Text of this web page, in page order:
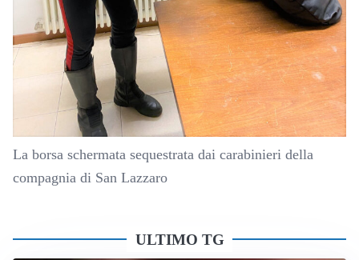
La borsa schermata sequestrata dai carabinieri della
compagnia di San Lazzaro
ULTIMO TG